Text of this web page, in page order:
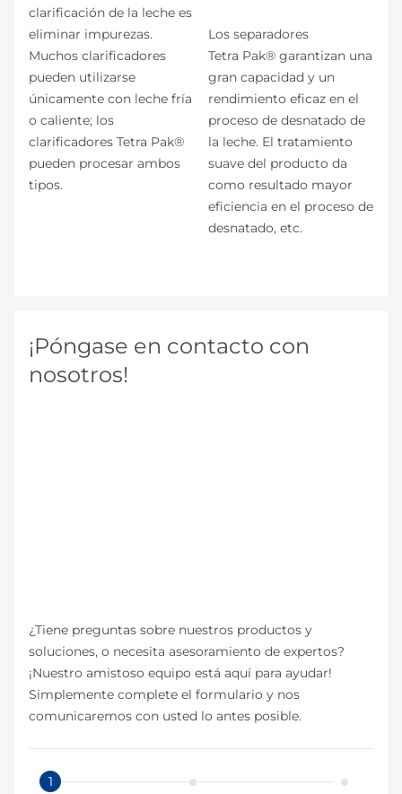
clarificación de la leche es
eliminar impurezas.
Muchos clarificadores
pueden utilizarse
únicamente con leche fría
o caliente; los
clarificadores Tetra Pak®
pueden procesar ambos
tipos.
Los separadores
Tetra Pak® garantizan una
gran capacidad y un
rendimiento eficaz en el
proceso de desnatado de
la leche. El tratamiento
suave del producto da
como resultado mayor
eficiencia en el proceso de
desnatado, etc.
¡Póngase en contacto con
nosotros!
¿Tiene preguntas sobre nuestros productos y
soluciones, o necesita asesoramiento de expertos?
¡Nuestro amistoso equipo está aquí para ayudar!
Simplemente complete el formulario y nos
comunicaremos con usted lo antes posible.
1